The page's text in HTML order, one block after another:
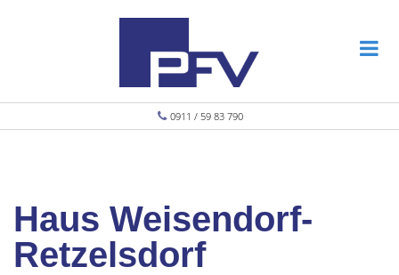
0911 / 59 83 790
Haus Weisendorf-
Retzelsdorf